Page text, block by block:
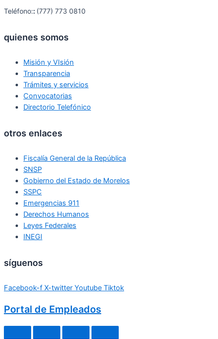
Teléfono:: (777) 773 0810
quienes somos
Misión y VIsión
Transparencia
Trámites y servicios
Convocatorias
Directorio Telefónico
otros enlaces
Fiscalía General de la República
SNSP
Gobierno del Estado de Morelos
SSPC
Emergencias 911
Derechos Humanos
Leyes Federales
INEGI
síguenos
Facebook-f X-twitter Youtube Tiktok
Portal de Empleados